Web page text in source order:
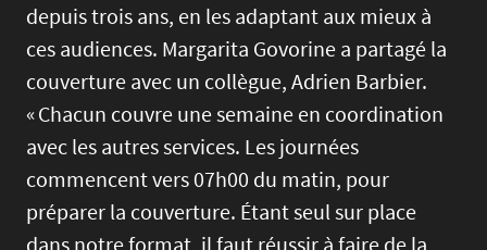
depuis trois ans, en les adaptant aux mieux à
ces audiences. Margarita Govorine a partagé la
couverture avec un collègue, Adrien Barbier.
« Chacun couvre une semaine en coordination
avec les autres services. Les journées
commencent vers 07h00 du matin, pour
préparer la couverture. Étant seul sur place
dans notre format, il faut réussir à faire de la